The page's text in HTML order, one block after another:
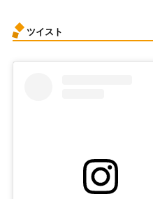
ツイスト